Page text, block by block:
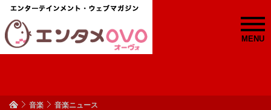
MENU
音楽 音楽ニュース